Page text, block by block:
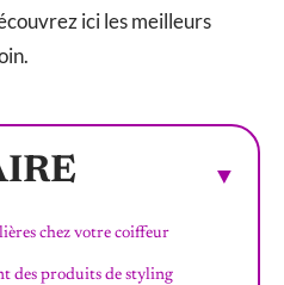
ici les meilleurs
chez votre coiffeur
des produits de styling